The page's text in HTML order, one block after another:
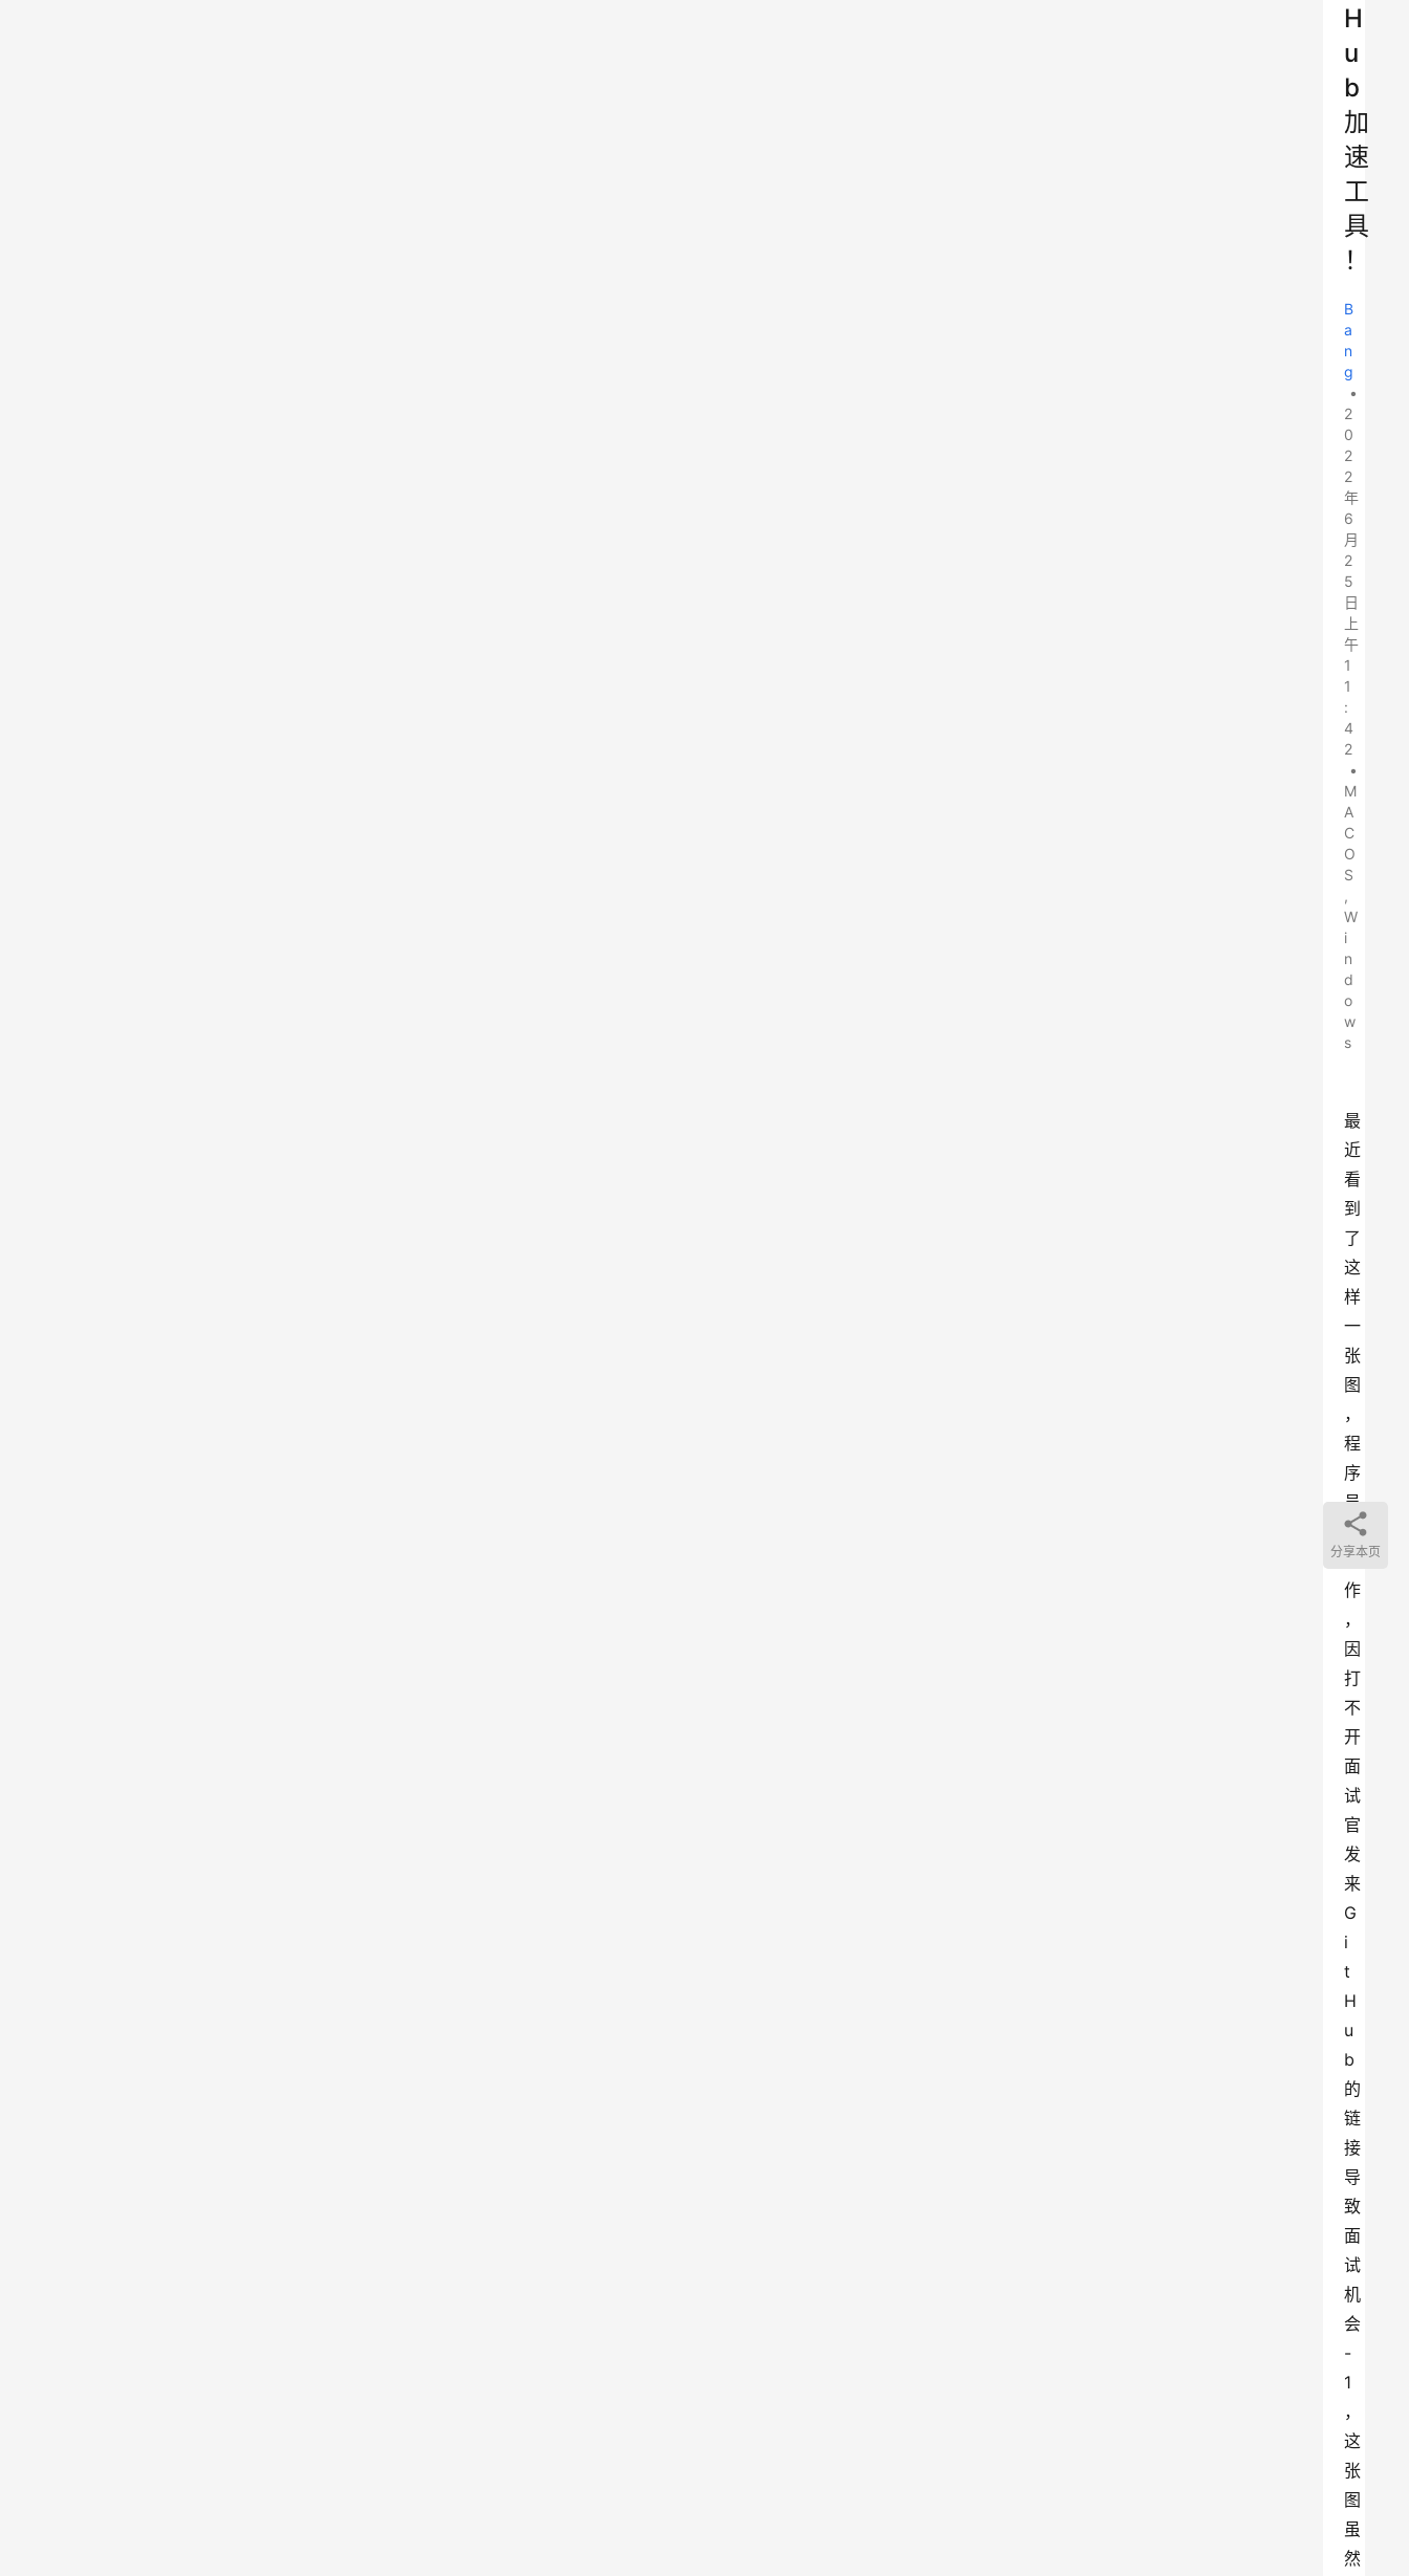
H
u
b
加
速
工
具
！
B
a
n
g
•
2
0
2
2
年
6
月
2
5
日
上
午
1
1
:
4
2
•
M
A
C
O
S
,
W
i
n
d
o
w
s
最
近
看
到
了
这
样
一
张
图
，
程
序
员
找
工
作
，
因
打
不
开
面
试
官
发
来
G
i
t
H
u
b
的
链
接
导
致
面
试
机
会
-
1
，
这
张
图
虽
然
分享本页